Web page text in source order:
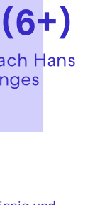
Hans